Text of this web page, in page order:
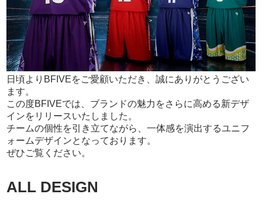
日頃よりBFIVEをご愛顧いただき、誠にありがとうござい
ます。
この度BFIVEでは、ブランドの魅力をさらに高める新デザ
インをリリースいたしました。
チームの個性を引き立てながら、一体感を演出するユニフ
ォームデザインとなっております。
ぜひご覧ください。
ALL DESIGN